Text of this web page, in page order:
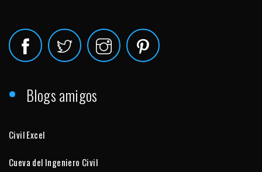
Blogs amigos
Civil Excel
Cueva del Ingeniero Civil